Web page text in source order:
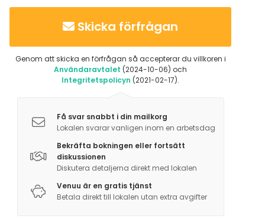
Skicka förfrågan
Genom att skicka en förfrågan så accepterar du villkoren i
Användaravtalet (2024-10-06) och
Integritetspolicyn (2021-02-17).
Få svar snabbt i din mailkorg
Lokalen svarar vanligen inom en arbetsdag
Bekräfta bokningen eller fortsätt
diskussionen
Diskutera detaljerna direkt med lokalen
Venuu är en gratis tjänst
Betala direkt till lokalen utan extra avgifter